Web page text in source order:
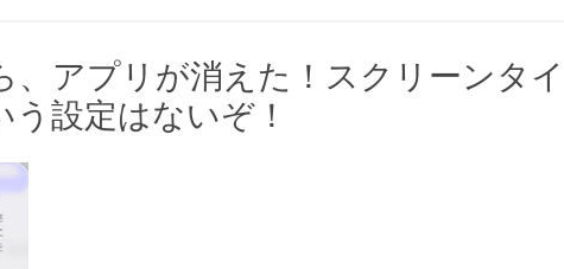
、アプリが消えた！スクリーンタイ
う設定はないぞ！